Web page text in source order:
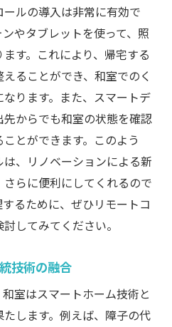
ルの導入は非常に有効で
やタブレットを使って、照
す。これにより、帰宅する
ることができ、和室でのく
ります。また、スマートデ
からでも和室の状態を確認
とができます。このよう
、リノベーションによる新
らに便利にしてくれるので
るために、ぜひリモートコ
してみてください。
技術の融合
室はスマートホーム技術と
します。例えば、障子の代